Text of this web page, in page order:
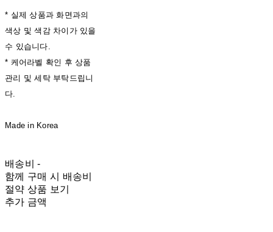
* 실제 상품과 화면과의
색상 및 색감 차이가 있을
수 있습니다.
* 케어라벨 확인 후 상품
관리 및 세탁 부탁드립니
다.
Made in Korea
배송비-
함께 구매 시 배송비
절약 상품 보기
추가 금액